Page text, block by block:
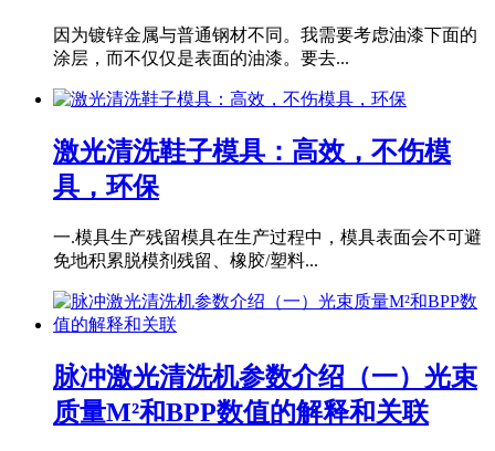
因为镀锌金属与普通钢材不同。我需要考虑油漆下面的
涂层，而不仅仅是表面的油漆。要去...
激光清洗鞋子模具：高效，不伤模
具，环保
一.模具生产残留模具在生产过程中，模具表面会不可避
免地积累脱模剂残留、橡胶/塑料...
脉冲激光清洗机参数介绍（一）光束
质量M²和BPP数值的解释和关联